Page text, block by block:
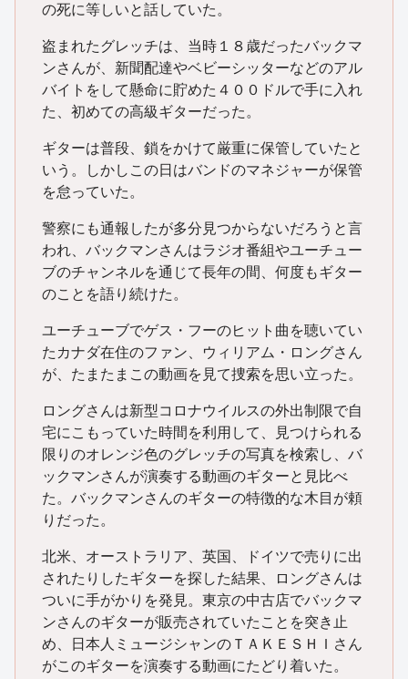
の死に等しいと話していた。
盗まれたグレッチは、当時１８歳だったバックマ
ンさんが、新聞配達やベビーシッターなどのアル
バイトをして懸命に貯めた４００ドルで手に入れ
た、初めての高級ギターだった。
ギターは普段、鎖をかけて厳重に保管していたと
いう。しかしこの日はバンドのマネジャーが保管
を怠っていた。
警察にも通報したが多分見つからないだろうと言
われ、バックマンさんはラジオ番組やユーチュー
ブのチャンネルを通じて長年の間、何度もギター
のことを語り続けた。
ユーチューブでゲス・フーのヒット曲を聴いてい
たカナダ在住のファン、ウィリアム・ロングさん
が、たまたまこの動画を見て捜索を思い立った。
ロングさんは新型コロナウイルスの外出制限で自
宅にこもっていた時間を利用して、見つけられる
限りのオレンジ色のグレッチの写真を検索し、バ
ックマンさんが演奏する動画のギターと見比べ
た。バックマンさんのギターの特徴的な木目が頼
りだった。
北米、オーストラリア、英国、ドイツで売りに出
されたりしたギターを探した結果、ロングさんは
ついに手がかりを発見。東京の中古店でバックマ
ンさんのギターが販売されていたことを突き止
め、日本人ミュージシャンのＴＡＫＥＳＨＩさん
がこのギターを演奏する動画にたどり着いた。